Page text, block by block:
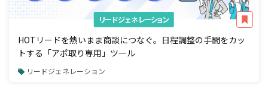
リードジェネレーション
HOTリードを熱いまま商談につなぐ。日程調整の手間をカッ
トする「アポ取り専用」ツール
リードジェネレーション